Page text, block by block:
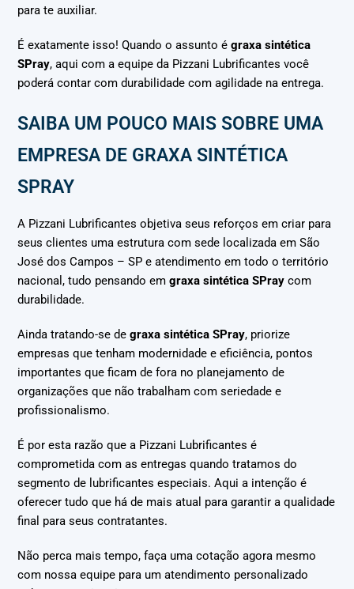
para te auxiliar.
É exatamente isso! Quando o assunto égraxa sintética
SPray, aqui com a equipe da Pizzani Lubrificantes você
poderá contar com durabilidade com agilidade na entrega.
SAIBA UM POUCO MAIS SOBRE UMA
EMPRESA DE GRAXA SINTÉTICA
SPRAY
A Pizzani Lubrificantes objetiva seus reforços em criar para
seus clientes uma estrutura com sede localizada em São
José dos Campos – SP e atendimento em todo o território
nacional, tudo pensando emgraxa sintética SPray com
durabilidade.
Ainda tratando-se degraxa sintética SPray, priorize
empresas que tenham modernidade e eficiência, pontos
importantes que ficam de fora no planejamento de
organizações que não trabalham com seriedade e
profissionalismo.
É por esta razão que a Pizzani Lubrificantes é
comprometida com as entregas quando tratamos do
segmento de lubrificantes especiais. Aqui a intenção é
oferecer tudo que há de mais atual para garantir a qualidade
final para seus contratantes.
Não perca mais tempo, faça uma cotação agora mesmo
com nossa equipe para um atendimento personalizado